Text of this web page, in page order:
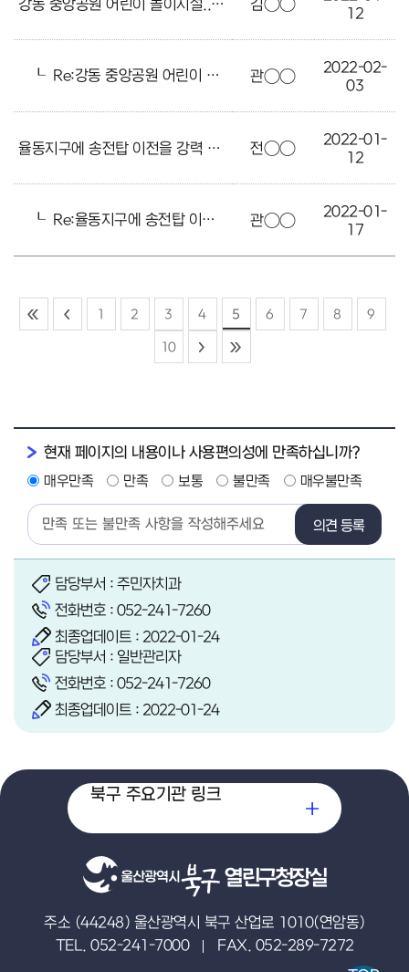
강동 중앙공원 어린이 놀이시설.. 김○○
12
┖ Re:강동 중앙공원 어린이 놀이시설.. 관○○
2022-02-
03
율동지구에 송전탑 이전을 강력 요청합니다. 전○○
2022-01-
12
┖ Re:율동지구에 송전탑 이전을 강력 요청합니다. 관○○
2022-01-
17
1 2 3 4 5 6 7 8 9
10
현재 페이지의 내용이나 사용편의성에 만족하십니까?
매우만족 만족 보통 불만족 매우불만족
의견 등록
담당부서 : 주민자치과
전화번호 : 052-241-7260
최종업데이트 : 2022-01-24
담당부서 : 일반관리자
전화번호 : 052-241-7260
최종업데이트 : 2022-01-24
열린구청장실
주소 (44248) 울산광역시 북구 산업로 1010(연암동)
TEL. 052-241-7000
FAX. 052-289-7272
북구 주요기관 링크